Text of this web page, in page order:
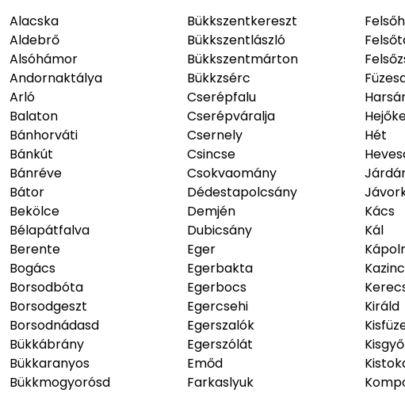
Alacska
Aldebrő
Alsóhámor
Andornaktálya
Arló
Balaton
Bánhorváti
Bánkút
Bánréve
Bátor
Bekölce
Bélapátfalva
Berente
Bogács
Borsodbóta
Borsodgeszt
Borsodnádasd
Bükkábrány
Bükkaranyos
Bükkmogyorósd
Bükkszentkereszt
Bükkszentlászló
Bükkszentmárton
Bükkzsérc
Cserépfalu
Cserépváralja
Csernely
Csincse
Csokvaomány
Dédestapolcsány
Demjén
Dubicsány
Eger
Egerbakta
Egerbocs
Egercsehi
Egerszalók
Egerszólát
Emőd
Farkaslyuk
Hét
Kács
Kál
Királd